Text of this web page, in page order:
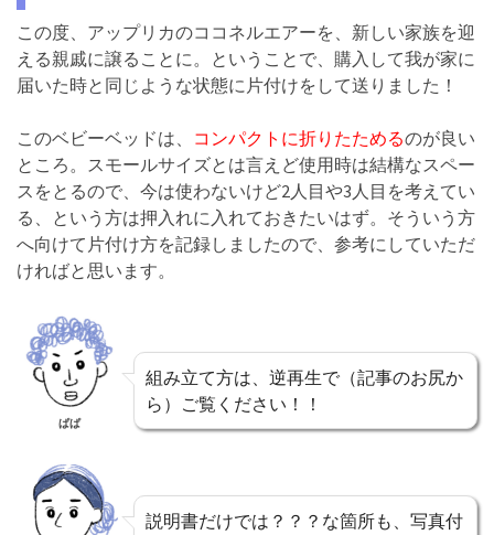
この度、アップリカのココネルエアーを、新しい家族を迎
える親戚に譲ることに。ということで、購入して我が家に
届いた時と同じような状態に片付けをして送りました！
このベビーベッドは、 コンパクトに折りたためるのが良い
ところ。スモールサイズとは言えど使用時は結構なスペー
スをとるので、今は使わないけど2人目や3人目を考えてい
る、という方は押入れに入れておきたいはず。そういう方
へ向けて片付け方を記録しましたので、参考にしていただ
ければと思います。
ぱぱ
組み立て方は、逆再生で（記事のお尻か
ら）ご覧ください！！
説明書だけでは？？？な箇所も、写真付